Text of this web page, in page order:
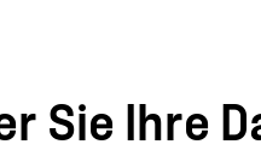
Sie Ihre